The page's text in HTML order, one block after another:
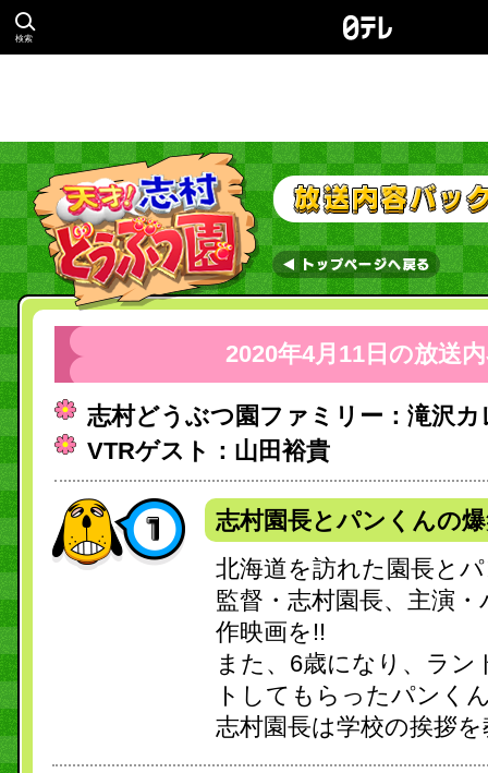
検索
2020年4月11日の放送
志村どうぶつ園ファミリー：滝沢カ
VTRゲスト：山田裕貴
志村園長とパンくんの
北海道を訪れた園長と
監督・志村園長、主演
作映画を!!
また、6歳になり、ラ
トしてもらったパンく
志村園長は学校の挨拶